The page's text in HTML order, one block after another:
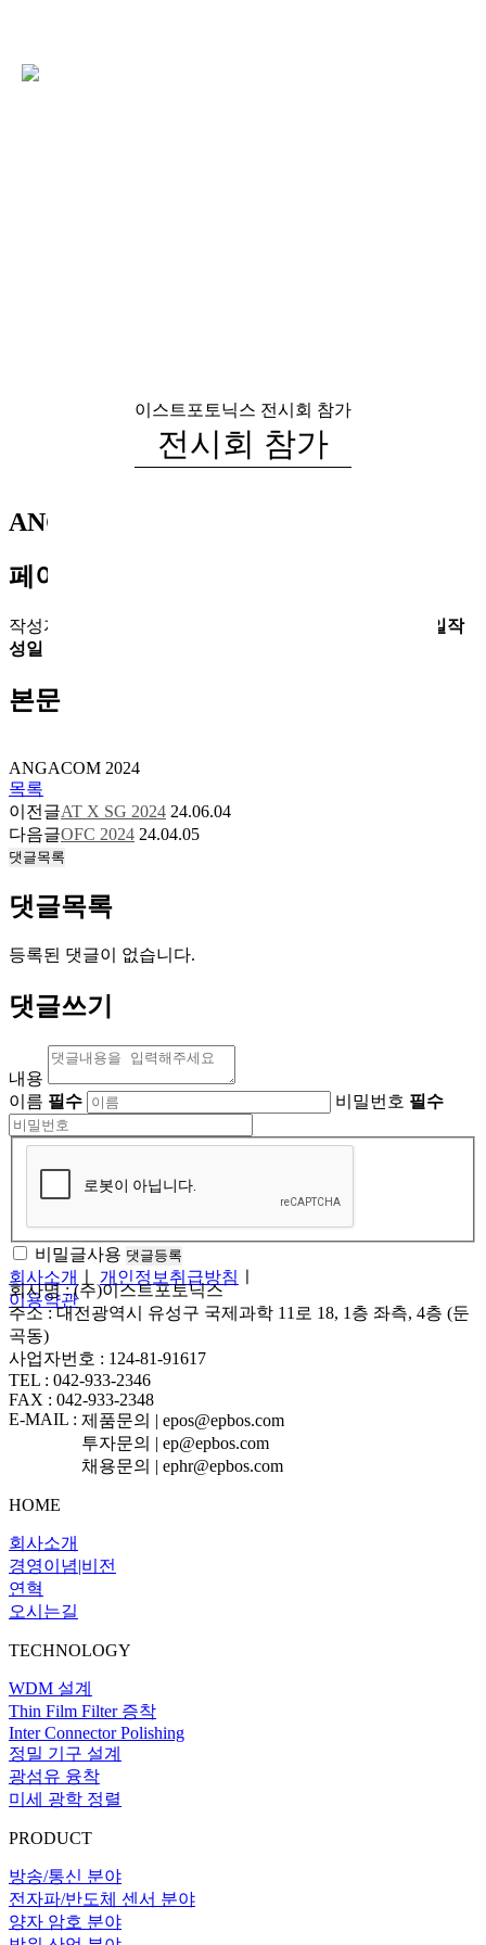
이스트포토닉스 전시회 참가
전시회 참가
ANGACOM 2024
페이지 정보
작성자 작성일 작
성일 24-05-17 17:08
본문
ANGACOM 2024
목록
이전글AT X SG 2024 24.06.04
다음글OFC 2024 24.04.05
댓글목록
댓글목록
등록된 댓글이 없습니다.
댓글쓰기
내용
이름 필수 비밀번호 필수
비밀글사용
회사소개
개인정보취급방침
이용약관
회사명 : (주)이스트포토닉스
주소 : 대전광역시 유성구 국제과학 11로 18, 1층 좌측, 4층 (둔
곡동)
사업자번호 : 124-81-91617
TEL : 042-933-2346
FAX : 042-933-2348
E-MAIL : 제품문의 | epos@epbos.com
투자문의 | ep@epbos.com
채용문의 | ephr@epbos.com
HOME
회사소개
경영이념|비전
연혁
오시는길
TECHNOLOGY
WDM 설계
Thin Film Filter 증착
Inter Connector Polishing
정밀 기구 설계
광섬유 융착
미세 광학 정렬
PRODUCT
방송/통신 분야
전자파/반도체 센서 분야
양자 암호 분야